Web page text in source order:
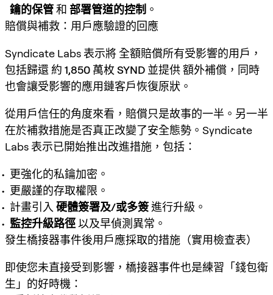
鑰的保管和 部署管道的控制 。
賠償與補救：用戶應驗證的回應
Syndicate Labs 表示將全額賠償所有受影響的用戶 ，
包括歸還 約 1,850 萬枚 SYND 並提供額外補償 ，同時
也會讓受影響的應用鏈客戶恢復原狀。
從用戶信任的角度來看，賠償只是故事的一半。另一半
在於補救措施是否真正改變了安全態勢。Syndicate
Labs 表示已開始推出改進措施，包括：
更強化的私鑰加密。
更嚴謹的存取權限。
計畫引入 硬體簽署及/或多簽進行升級。
監控升級路徑以及早偵測異常。
發生橋接器事件後用戶應採取的措施（實用檢查表）
即使您未直接受到影響，橋接器事件也是練習「錢包衛
生」的好時機：